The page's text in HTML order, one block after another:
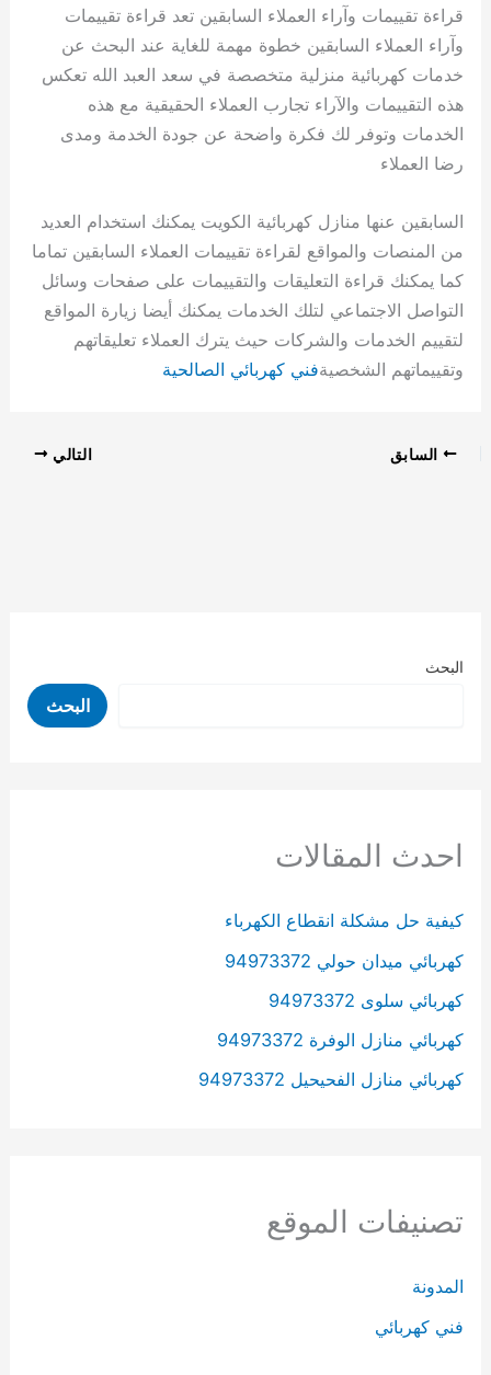
قراءة تقييمات وآراء العملاء السابقين تعد قراءة تقييمات
وآراء العملاء السابقين خطوة مهمة للغاية عند البحث عن
خدمات كهربائية منزلية متخصصة في سعد العبد الله تعكس
هذه التقييمات والآراء تجارب العملاء الحقيقية مع هذه
الخدمات وتوفر لك فكرة واضحة عن جودة الخدمة ومدى
رضا العملاء
السابقين عنها منازل كهربائية الكويت يمكنك استخدام العديد
من المنصات والمواقع لقراءة تقييمات العملاء السابقين تماما
كما يمكنك قراءة التعليقات والتقييمات على صفحات وسائل
التواصل الاجتماعي لتلك الخدمات يمكنك أيضا زيارة المواقع
لتقييم الخدمات والشركات حيث يترك العملاء تعليقاتهم
وتقييماتهم الشخصيةفني كهربائي الصالحية
السابق التالي
البحث
البحث
احدث المقالات
كيفية حل مشكلة انقطاع الكهرباء
كهربائي ميدان حولي 94973372
كهربائي سلوى 94973372
كهربائي منازل الوفرة 94973372
كهربائي منازل الفحيحيل 94973372
تصنيفات الموقع
المدونة
فني كهربائي